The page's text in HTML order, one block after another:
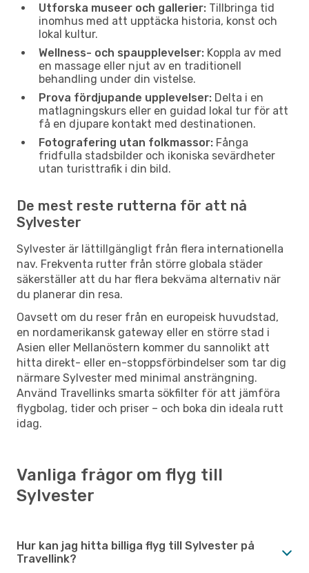
Utforska museer och gallerier: Tillbringa tid
inomhus med att upptäcka historia, konst och
lokal kultur.
Wellness- och spaupplevelser: Koppla av med
en massage eller njut av en traditionell
behandling under din vistelse.
Prova fördjupande upplevelser: Delta i en
matlagningskurs eller en guidad lokal tur för att
få en djupare kontakt med destinationen.
Fotografering utan folkmassor: Fånga
fridfulla stadsbilder och ikoniska sevärdheter
utan turisttrafik i din bild.
De mest reste rutterna för att nå
Sylvester
Sylvester är lättillgängligt från flera internationella
nav. Frekventa rutter från större globala städer
säkerställer att du har flera bekväma alternativ när
du planerar din resa.
Oavsett om du reser från en europeisk huvudstad,
en nordamerikansk gateway eller en större stad i
Asien eller Mellanöstern kommer du sannolikt att
hitta direkt- eller en-stoppsförbindelser som tar dig
närmare Sylvester med minimal ansträngning.
Använd Travellinks smarta sökfilter för att jämföra
flygbolag, tider och priser – och boka din ideala rutt
idag.
Vanliga frågor om flyg till
Sylvester
Hur kan jag hitta billiga flyg till Sylvester på
Travellink?